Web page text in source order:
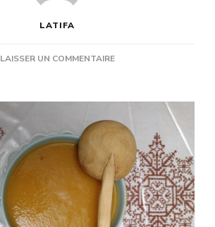
LATIFA
LAISSER UN COMMENTAIRESUR
LEGUMES